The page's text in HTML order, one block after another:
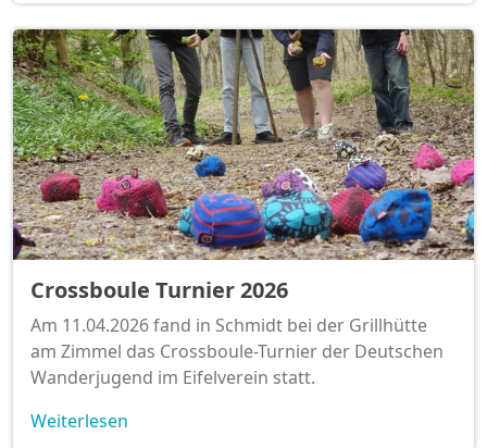
Crossboule Turnier 2026
Am 11.04.2026 fand in Schmidt bei der Grillhütte
am Zimmel das Crossboule-Turnier der Deutschen
Wanderjugend im Eifelverein statt.
Weiterlesen